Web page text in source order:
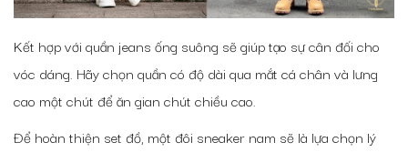
Kết hợp với quần jeans ống suông sẽ giúp tạo sự cân đối cho
vóc dáng. Hãy chọn quần có độ dài qua mắt cá chân và lưng
cao một chút để ăn gian chút chiều cao.
Để hoàn thiện set đồ, một đôi sneaker nam sẽ là lựa chọn lý